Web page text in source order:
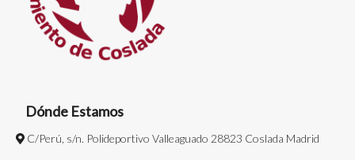
Dónde Estamos
C/Perú, s/n. Polideportivo Valleaguado 28823 Coslada Madrid